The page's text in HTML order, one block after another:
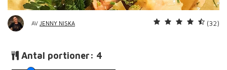
AV JENNY NISKA (32)
Antal portioner: 4